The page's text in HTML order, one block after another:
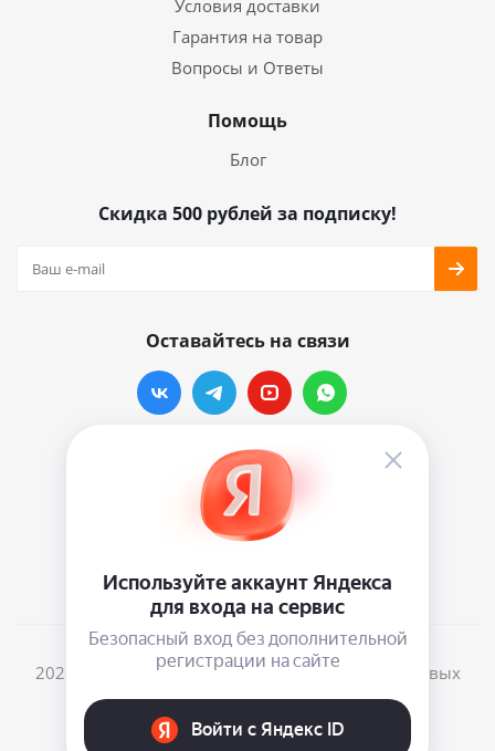
Условия доставки
Гарантия на товар
Вопросы и Ответы
Помощь
Блог
Скидка 500 рублей за подписку!
Оставайтесь на связи
Наши контакты
info@vinylmarkt.ru
2026 © Винилмаркт - интернет-магазин виниловых
пластинок